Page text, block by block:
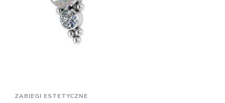
ZABIEGI ESTETYCZNE